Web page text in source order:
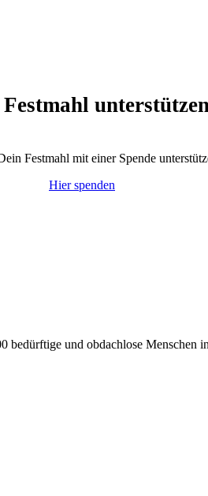
Festmahl mit einer Spende
Hier spenden
bedürftige und obdachlose Menschen